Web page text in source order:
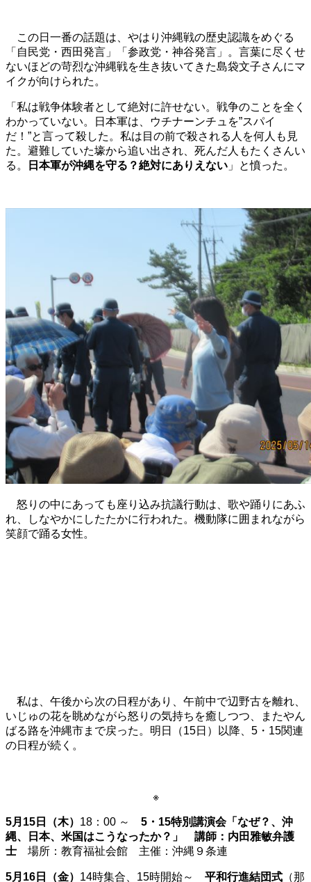
この日一番の話題は、やはり沖縄戦の歴史認識をめぐる
「自民党・西田発言」「参政党・神谷発言」。言葉に尽くせ
ないほどの苛烈な沖縄戦を生き抜いてきた島袋文子さんにマ
イクが向けられた。
「私は戦争体験者として絶対に許せない。戦争のことを全く
わかっていない。日本軍は、ウチナーンチュを”スパイ
だ！”と言って殺した。私は目の前で殺される人を何人も見
た。避難していた壕から追い出され、死んだ人もたくさんい
る。
日本軍が沖縄を守る？絶対にありえない 」と憤った。
怒りの中にあっても座り込み抗議行動は、歌や踊りにあふ
れ、しなやかにしたたかに行われた。機動隊に囲まれながら
笑顔で踊る女性。
私は、午後から次の日程があり、午前中で辺野古を離れ、
いじゅの花を眺めながら怒りの気持ちを癒しつつ、またやん
ばる路を沖縄市まで戻った。明日（15日）以降、5・15関連
の日程が続く。
※
5月15日（木） 18：00 ～ 5・15特別講演会「なぜ？、沖
縄、日本、米国はこうなったか？」 講師：内田雅敏弁護
士 場所：教育福祉会館 主催：沖縄９条連
5月16日（金） 14時集合、15時開始～ 平和行進結団式 （那